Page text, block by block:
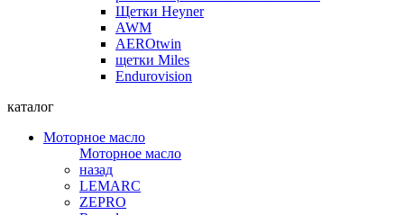
Щетки Heyner
AWM
AEROtwin
щетки Miles
Endurovision
каталог
Моторное масло
Моторное масло
назад
LEMARC
ZEPRO